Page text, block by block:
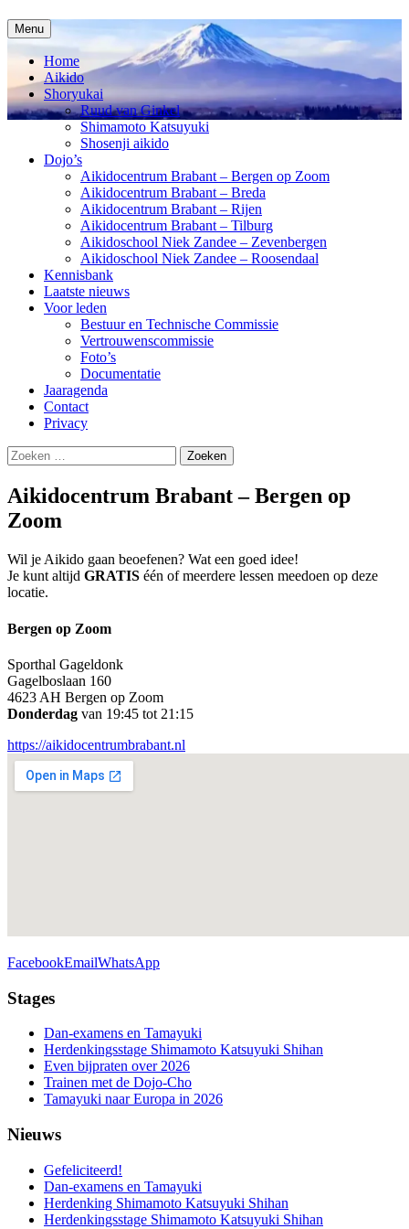
Menu Spring
naar
inhoud
Home
Aikido
Shoryukai
Ruud van Ginkel
Shimamoto Katsuyuki
Shosenji aikido
Dojo’s
Aikidocentrum Brabant – Bergen op Zoom
Aikidocentrum Brabant – Breda
Aikidocentrum Brabant – Rijen
Aikidocentrum Brabant – Tilburg
Aikidoschool Niek Zandee – Zevenbergen
Aikidoschool Niek Zandee – Roosendaal
Kennisbank
Laatste nieuws
Voor leden
Bestuur en Technische Commissie
Vertrouwenscommissie
Foto’s
Documentatie
Jaaragenda
Contact
Privacy
Zoeken
naar:
Aikidocentrum Brabant – Bergen op
Zoom
Wil je Aikido gaan beoefenen? Wat een goed idee!
Je kunt altijd GRATIS één of meerdere lessen meedoen op deze
locatie.
Bergen op Zoom
Sporthal Gageldonk
Gagelboslaan 160
4623 AH Bergen op Zoom
Donderdag van 19:45 tot 21:15
https://aikidocentrumbrabant.nl
FacebookEmailWhatsApp
Stages
Dan-examens en Tamayuki
Herdenkingsstage Shimamoto Katsuyuki Shihan
Even bijpraten over 2026
Trainen met de Dojo-Cho
Tamayuki naar Europa in 2026
Nieuws
Gefeliciteerd!
Dan-examens en Tamayuki
Herdenking Shimamoto Katsuyuki Shihan
Herdenkingsstage Shimamoto Katsuyuki Shihan